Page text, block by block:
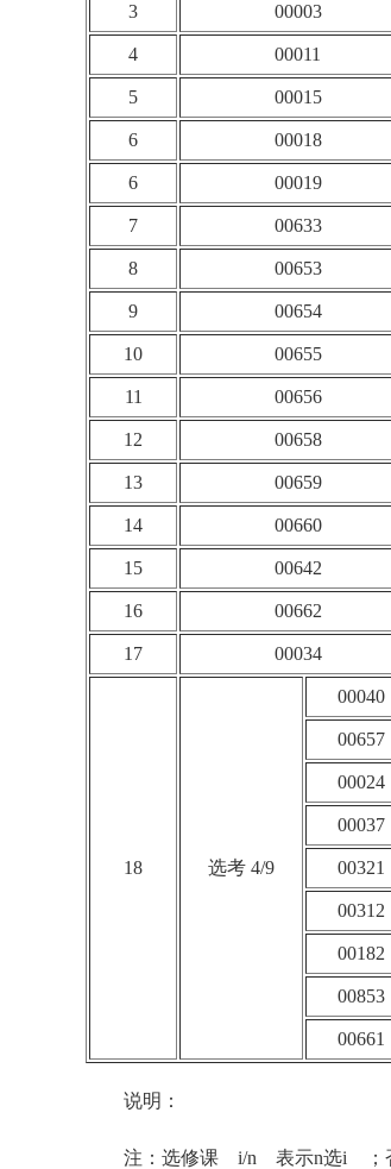
3 00003
4 00011
5 00015
6 00018
6 00019
7 00633
8 00653
9 00654
10 00655
11 00656
12 00658
13 00659
14 00660
15 00642
16 00662
17 00034
18 选考 4/9
00040
00657
00024
00037
00321
00312
00182
00853
00661
说明：
注：选修课 i/n 表示n选i ；否则